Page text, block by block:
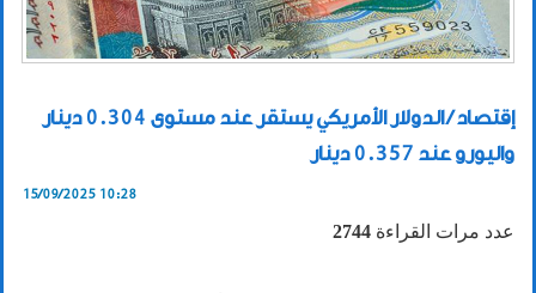
إقتصاد / الدولار الأمريكي يستقر عند مستوى 0.304 دينار
واليورو عند 0.357 دينار
15/09/2025 10:28
عدد مرات القراءة 2744